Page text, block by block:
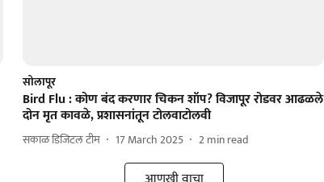
सोलापूर
Bird Flu : कोण बंद करणार चिकन शॉप? विजापूर रोडवर आढळले
दोन मृत कावळे, प्रशासनांतून टोलवाटोलवी
सकाळ डिजिटल टीम 17 March 2025 2min read